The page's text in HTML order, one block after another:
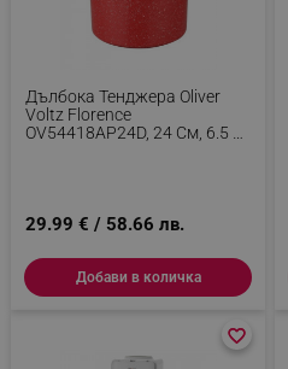
Дълбока Тенджера Oliver
Voltz Florence
OV54418AP24D, 24 См, 6.5 Л,
29.99 € / 58.66 лв.
Добави в количка
favorite_border
favorite_border
_sgf_npq
_sgf_rq